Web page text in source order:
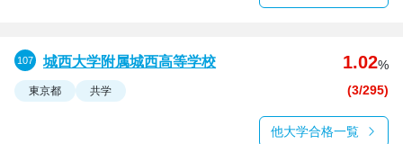
城西大学附属城西高等学校 1.02%
東京都 共学 (3/295)
他大学合格一覧